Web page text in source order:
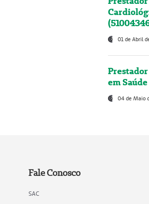
01 de Abril
em
04 de Maio
Fale Conosco
SAC